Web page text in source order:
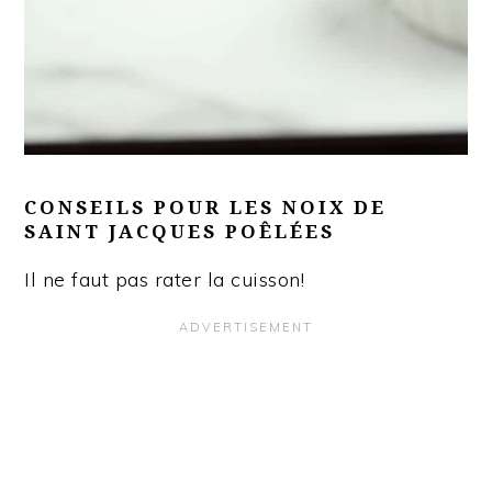
CONSEILS POUR LES NOIX DE
SAINT JACQUES POÊLÉES
Il ne faut pas rater la cuisson!